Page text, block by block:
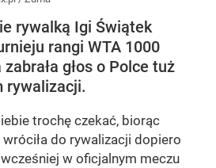
rywalką Igi Świątek
rangi WTA 1000
głos o Polce tuż
rywalizacji.
trochę czekać, biorąc
do rywalizacji dopiero
w oficjalnym meczu